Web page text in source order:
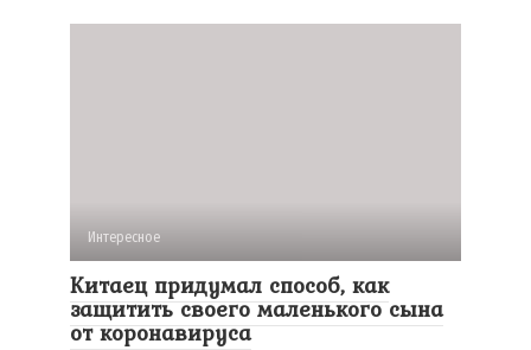
Интересное
Китаец придумал способ, как
защитить своего маленького сына
от коронавируса